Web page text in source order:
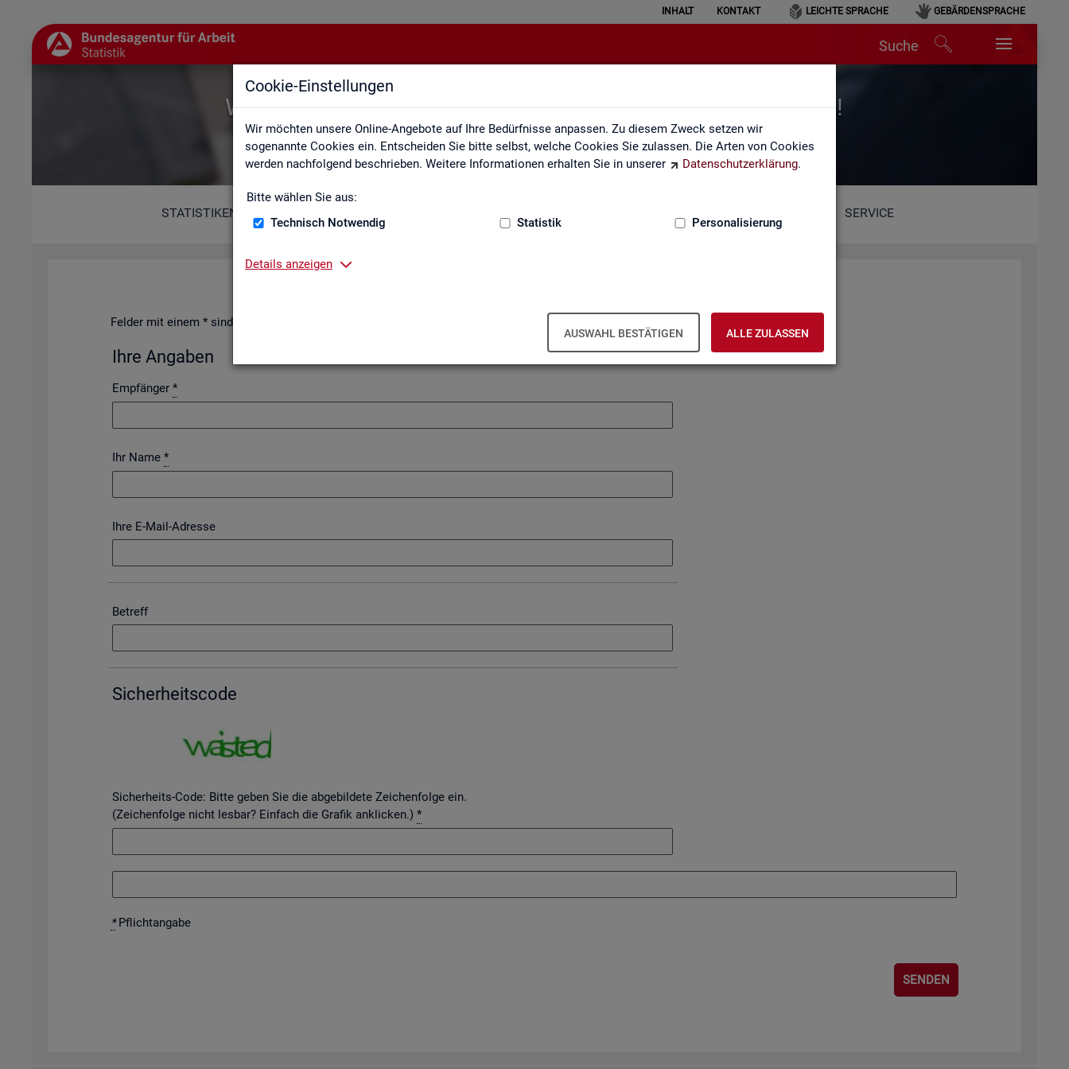
Cookie-Einstellungen
Wir möchten unsere Online-Angebote auf Ihre Bedürfnisse anpassen. Zu diesem Zweck setzen wir
sogenannte Cookies ein. Entscheiden Sie bitte selbst, welche Cookies Sie zulassen. Die Arten von Cookies
werden nachfolgend beschrieben. Weitere Informationen erhalten Sie in unserer
Datenschutzerklärung.
Bitte wählen Sie aus:
Technisch Notwendig
Statistik Personalisierung
Details anzeigen
AUSWAHL BESTÄTIGEN ALLE ZULASSEN
INHALT KONTAKT LEICHTE SPRACHE GEBÄRDENSPRACHE
Suche
Willkommen bei der Statistik der Bundesagentur für Arbeit!
STATISTIKEN SERVICE
Fel­der mit einem * sind Pflicht­fel­der und müs­sen aus­ge­füllt wer­den
Ihre An­ga­ben
Empfänger *
Ihr Name *
Ihre E-Mail-Adresse
Betreff
Si­cher­heits­code
Sicherheits-Code: Bitte geben Sie die abgebildete Zeichenfolge ein.
(Zeichenfolge nicht lesbar? Einfach die Grafik anklicken.) *
*Pflicht­an­ga­be